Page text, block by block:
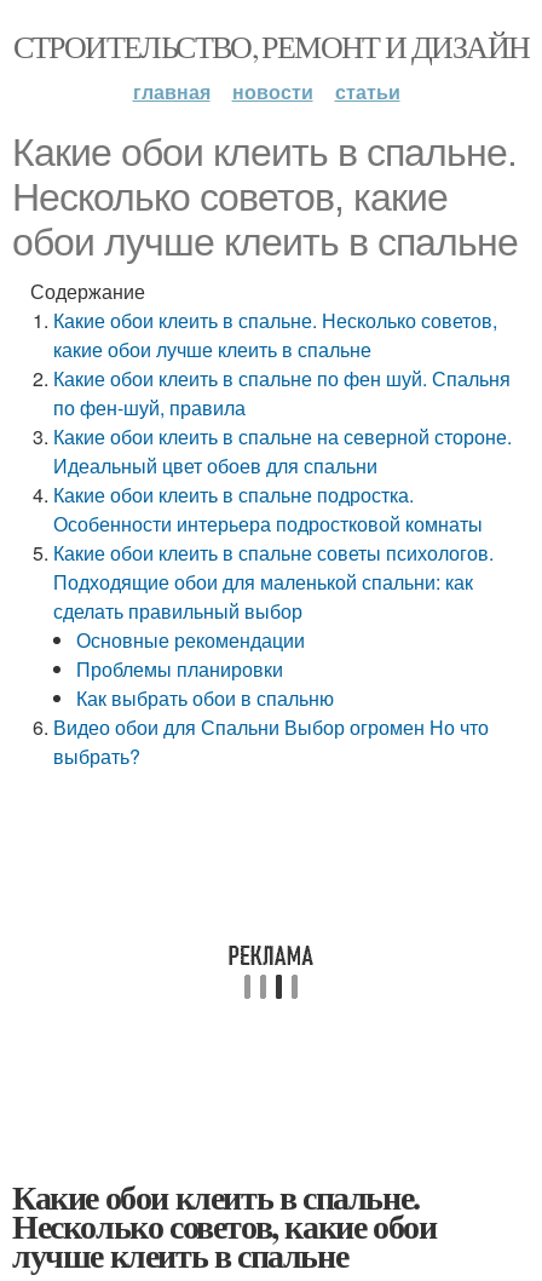
СТРОИТЕЛЬСТВО, РЕМОНТ И ДИЗАЙН
главная новости статьи
Какие обои клеить в спальне.
Несколько советов, какие
обои лучше клеить в спальне
Содержание
Какие обои клеить в спальне. Несколько советов,
какие обои лучше клеить в спальне
Какие обои клеить в спальне по фен шуй. Спальня
по фен-шуй, правила
Какие обои клеить в спальне на северной стороне.
Идеальный цвет обоев для спальни
Какие обои клеить в спальне подростка.
Особенности интерьера подростковой комнаты
Какие обои клеить в спальне советы психологов.
Подходящие обои для маленькой спальни: как
сделать правильный выбор
Основные рекомендации
Проблемы планировки
Как выбрать обои в спальню
Видео обои для Спальни Выбор огромен Но что
выбрать?
Какие обои клеить в спальне.
Несколько советов, какие обои
лучше клеить в спальне